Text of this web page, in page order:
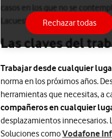
casos en los que no se
Lacuesta. ARTÍCULOS
Las claves del
Trabajar desde cualquier
norma en los próximos años.
herramientas que necesitas, a
compañeros en cualquier
desplazamientos innecesarios.
Soluciones comoVodafone
Rechazar todas